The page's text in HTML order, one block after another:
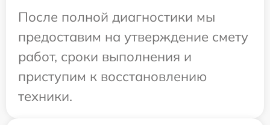
После полной диагностики мы
предоставим на утверждение смету
работ, сроки выполнения и
приступим к восстановлению
техники.